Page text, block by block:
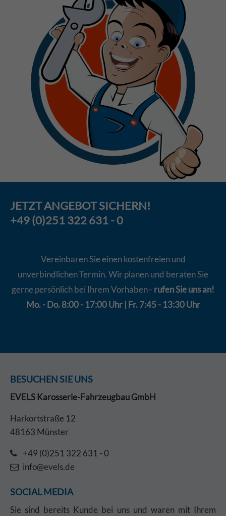
JETZTANGEBOTSICHERN!
+49 (0)251 322 631 - 0
Vereinbaren Sie einen kostenfreien und
unverbindlichen Termin. Wir planen und beraten Sie
gerne persönlich bei Ihrem Vorhaben– rufen Sie uns an!
Mo. - Do. 8:00 - 17:00 Uhr | Fr. 7:45 - 13:30 Uhr
BESUCHEN SIE UNS
EVELS Karosserie-Fahrzeugbau GmbH
Harkortstraße 12
48163 Münster
+49 (0)251 322 631 - 0
info@evels.de
SOCIAL MEDIA
Sie sind bereits Kunde bei uns und waren mit Ihrem